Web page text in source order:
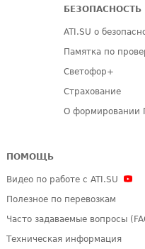
БЕЗОПАСНОСТЬ
ATI.SU о
Памятка по
Светофор+
Страхование
О формировании
ПОМОЩЬ
Видео по работе с ATI.SU
Полезное по перевозкам
Часто задаваемые вопросы
Техническая информация